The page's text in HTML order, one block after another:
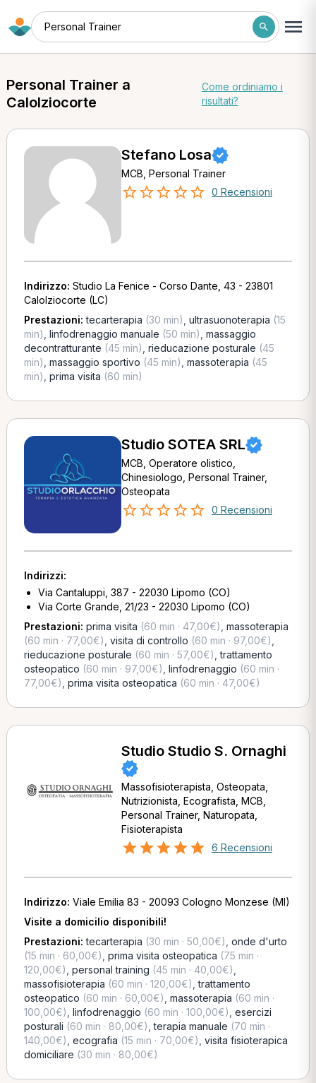
Personal Trainer
Personal Trainer a
Calolziocorte
Come ordiniamo i
risultati?
Stefano Losa
MCB, Personal Trainer
0 Recensioni
Indirizzo: Studio La Fenice - Corso Dante, 43 - 23801
Calolziocorte (LC)
Prestazioni:tecarterapia (30 min) ultrasuonoterapia (15
min) linfodrenaggio manuale (50 min) massaggio
decontratturante (45 min) rieducazione posturale (45
min) massaggio sportivo (45 min) massoterapia (45
min) prima visita (60 min)
Studio SOTEA SRL
MCB, Operatore olistico,
Chinesiologo, Personal Trainer,
Osteopata
0 Recensioni
Indirizzi:
Via Cantaluppi, 387 - 22030 Lipomo (CO)
Via Corte Grande, 21/23 - 22030 Lipomo (CO)
Prestazioni: prima visita (60 min · 47,00€) massoterapia
(60 min · 77,00€) visita di controllo (60 min · 97,00€)
rieducazione posturale (60 min · 57,00€) ,trattamento
osteopatico (60 min · 97,00€) linfodrenaggio (60 min ·
77,00€) prima visita osteopatica (60 min · 47,00€)
Studio Studio S. Ornaghi
Massofisioterapista, Osteopata,
Nutrizionista, Ecografista, MCB,
Personal Trainer, Naturopata,
Fisioterapista
6 Recensioni
Indirizzo: Viale Emilia 83 - 20093 Cologno Monzese (MI)
Visite a domicilio disponibili!
Prestazioni:tecarterapia (30 min · 50,00€) onde d'urto
(15 min · 60,00€) prima visita osteopatica (75 min ·
120,00€) personal training (45 min · 40,00€)
massofisioterapia (60 min · 120,00€) ,trattamento
osteopatico (60 min · 60,00€) massoterapia (60 min ·
100,00€) linfodrenaggio (60 min · 100,00€) esercizi
posturali (60 min · 80,00€) ,terapia manuale (70 min ·
140,00€) ecografia (15 min · 70,00€) visita fisioterapica
domiciliare (30 min · 80,00€)